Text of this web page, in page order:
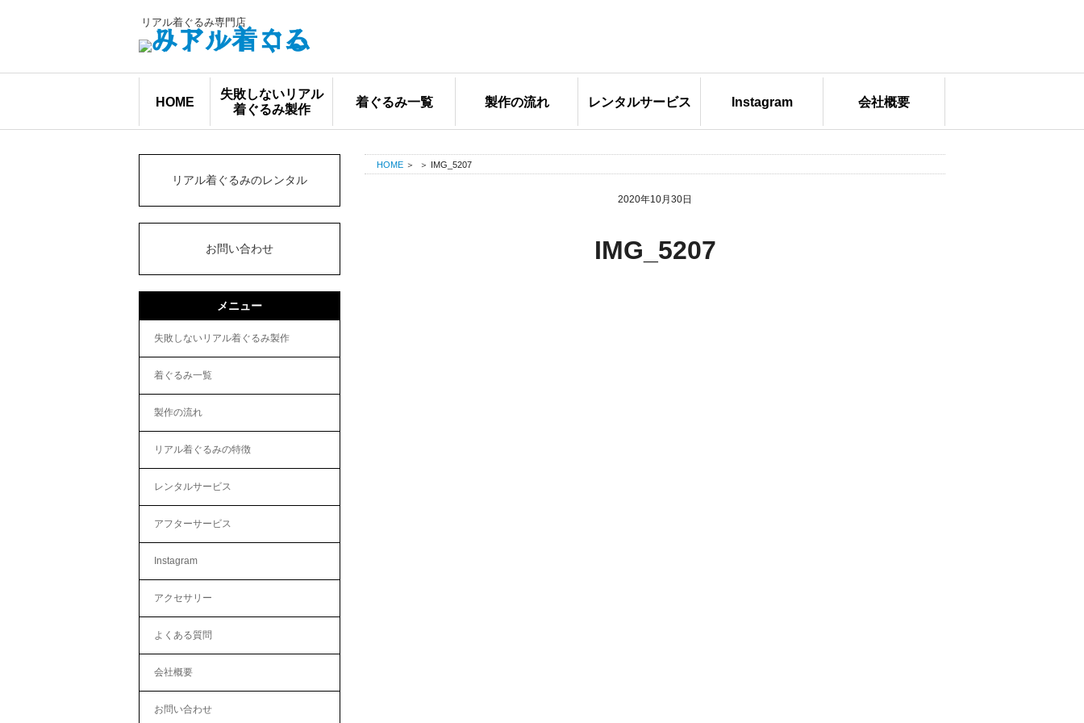
ン
ツ
リアル着ぐるみ専門店
HOME
失敗しないリアル
着ぐるみ製作
着ぐるみ一覧 製作の流れ レンタルサービス Instagram 会社概要
HOME ＞ ＞ IMG_5207
2020年10月30日
IMG_5207
リアル着ぐるみのレンタル
お問い合わせ
メニュー
失敗しないリアル着ぐるみ製作
着ぐるみ一覧
製作の流れ
リアル着ぐるみの特徴
レンタルサービス
アフターサービス
Instagram
アクセサリー
よくある質問
会社概要
お問い合わせ